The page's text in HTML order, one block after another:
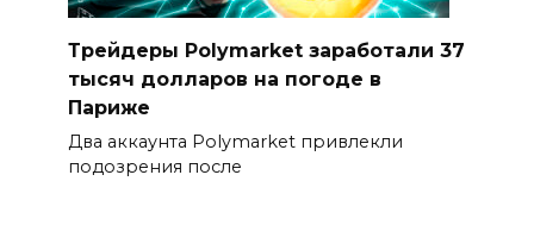
Трейдеры Polymarket заработали 37
тысяч долларов на погоде в
Париже
Два аккаунта Polymarket привлекли
подозрения после